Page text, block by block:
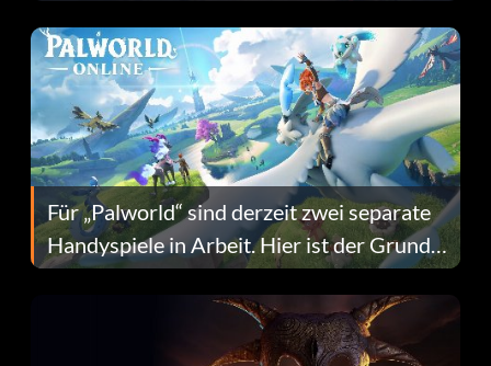
Fans Are Hopeful
Für „Palworld“ sind derzeit zwei separate
Handyspiele in Arbeit. Hier ist der Grund
dafür.